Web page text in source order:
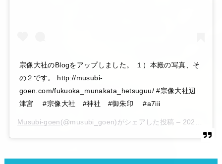
宗像大社のBlogをアップしました。 １）本殿の写真、そ
の２です。 http://musubi-
goen.com/fukuoka_munakata_hetsuguu/ #宗像大社辺
津宮 #宗像大社 #神社 #御朱印 #a7iii
Musubi-goen(@musubi_goen)がシェアした投稿 – 2020年 6月月6日午後10時15分PDT